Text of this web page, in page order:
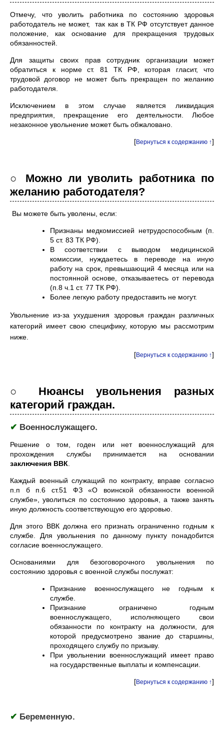
Отмечу, что уволить работника по состоянию здоровья
работодатель не может, так как в ТК РФ отсутствует данное
положение, как основание для прекращения трудовых
обязанностей.
Для защиты своих прав сотрудник организации может
обратиться к норме ст. 81 ТК РФ, которая гласит, что
трудовой договор не может быть прекращен по желанию
работодателя.
Исключением в этом случае является ликвидация
предприятия, прекращение его деятельности. Любое
незаконное увольнение может быть обжаловано.
[Вернуться к содержанию ↑]
○ Можно ли уволить работника по
желанию работодателя?
Вы можете быть уволены, если:
Признаны медкомиссией нетрудоспособным (п.
5 ст. 83 ТК РФ).
В соответствии с выводом медицинской
комиссии, нуждаетесь в переводе на иную
работу на срок, превышающий 4 месяца или на
постоянной основе, отказываетесь от перевода
(п.8 ч.1 ст. 77 ТК РФ).
Более легкую работу предоставить не могут.
Увольнение из-за ухудшения здоровья граждан различных
категорий имеет свою специфику, которую мы рассмотрим
ниже.
[Вернуться к содержанию ↑]
○ Нюансы увольнения разных
категорий граждан.
✔ Военнослужащего.
Решение о том, годен или нет военнослужащий для
прохождения службы принимается на основании
заключения ВВК.
Каждый военный служащий по контракту, вправе согласно
п.п б п.6 ст.51 ФЗ «О воинской обязанности военной
службе», уволиться по состоянию здоровья, а также занять
иную должность соответствующую его здоровью.
Для этого ВВК должна его признать ограниченно годным к
службе. Для увольнения по данному пункту понадобится
согласие военнослужащего.
Основаниями для безоговорочного увольнения по
состоянию здоровья с военной службы послужат:
Признание военнослужащего не годным к
службе.
Признание ограничено годным
военнослужащего, исполняющего свои
обязанности по контракту на должности, для
которой предусмотрено звание до старшины,
проходящего службу по призыву.
При увольнении военнослужащий имеет право
на государственные выплаты и компенсации.
[Вернуться к содержанию ↑]
✔ Беременную.